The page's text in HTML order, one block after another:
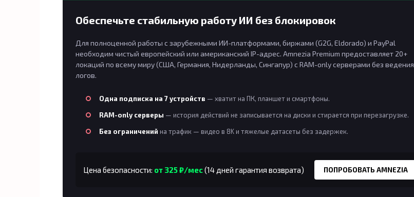
Обеспечьте стабильную работу ИИ без блокировок
Для полноценной работы с зарубежными ИИ-платформами, биржами (G2G, Eldorado) и PayPal
необходим чистый европейский или американский IP-адрес. Amnezia Premium предоставляет 20+
локаций по всему миру (США, Германия, Нидерланды, Сингапур) с RAM-only серверами без ведения
логов.
Одна подписка на 7 устройств — хватит на ПК, планшет и смартфоны.
RAM-only серверы — история действий не записывается на диски и стирается при перезагрузке.
Без ограничений на трафик — видео в 8K и тяжелые датасеты без задержек.
Цена безопасности: от 325 ₽/мес(14 дней гарантия возврата) ПОПРОБОВАТЬ AMNEZIA